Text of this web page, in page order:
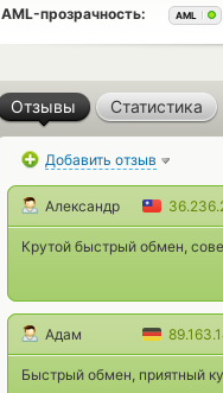
AML-прозрачность:
AML
Отзывы Статистика
Добавить отзыв
Александр
Крутой быстрый обмен,
Адам
Быстрый обмен, приятный